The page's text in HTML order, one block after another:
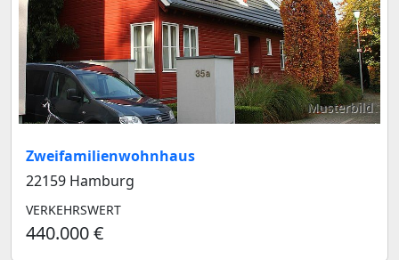
Musterbild
Zweifamilienwohnhaus
22159 Hamburg
VERKEHRSWERT
440.000 €